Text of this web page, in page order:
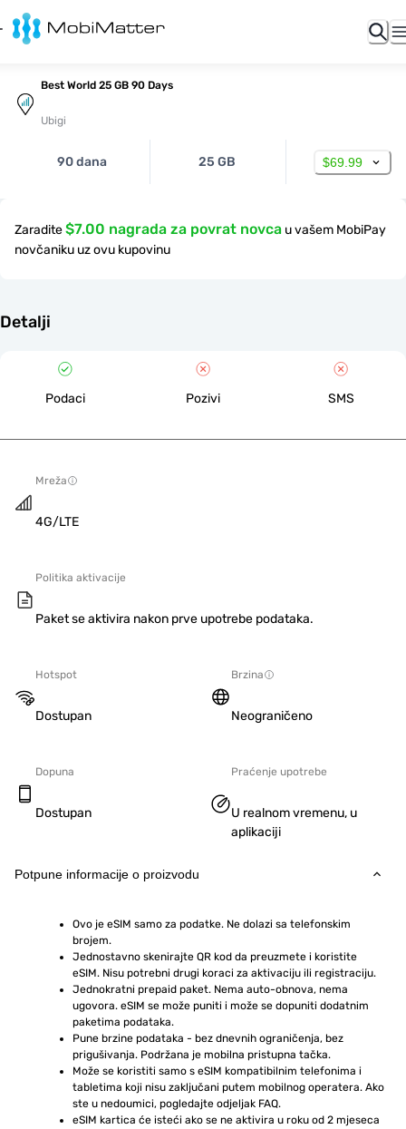
Best World 25 GB 90 Days
Ubigi
90 dana 25 GB $69.99
Zaradite$7.00 nagrada za povrat novca u vašem MobiPay
novčaniku uz ovu kupovinu
Detalji
Podaci Pozivi SMS
Mreža
4G/LTE
Politika aktivacije
Paket se aktivira nakon prve upotrebe podataka.
Hotspot
Dostupan
Brzina
Neograničeno
Dopuna
Dostupan
Praćenje upotrebe
U realnom vremenu, u
aplikaciji
Potpune informacije o proizvodu
Ovo je eSIM samo za podatke. Ne dolazi sa telefonskim
brojem.
Jednostavno skenirajte QR kod da preuzmete i koristite
eSIM. Nisu potrebni drugi koraci za aktivaciju ili registraciju.
Jednokratni prepaid paket. Nema auto-obnova, nema
ugovora. eSIM se može puniti i može se dopuniti dodatnim
paketima podataka.
Pune brzine podataka - bez dnevnih ograničenja, bez
prigušivanja. Podržana je mobilna pristupna tačka.
Može se koristiti samo s eSIM kompatibilnim telefonima i
tabletima koji nisu zaključani putem mobilnog operatera. Ako
ste u nedoumici, pogledajte odjeljak FAQ.
eSIM kartica će isteći ako se ne aktivira u roku od 2 mjeseca